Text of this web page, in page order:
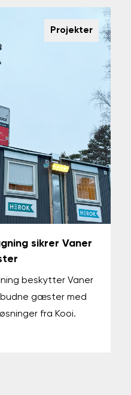
Projekter
sikrer Vaner
beskytter Vaner
gæster med
fra Kooi.